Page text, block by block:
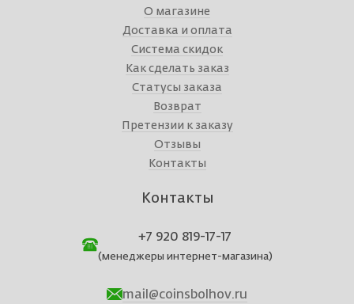
О магазине
Доставка и оплата
Система скидок
Как сделать заказ
Статусы заказа
Возврат
Претензии к заказу
Отзывы
Контакты
Контакты
+7 920 819-17-17
(менеджеры интернет-магазина)
mail@coinsbolhov.ru